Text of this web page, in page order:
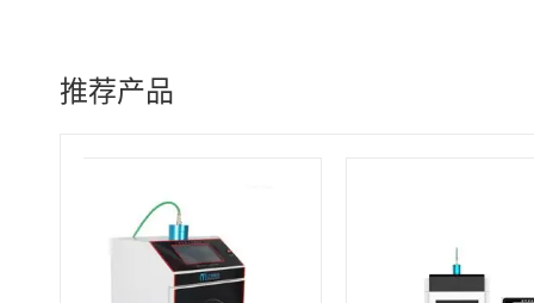
推荐产品